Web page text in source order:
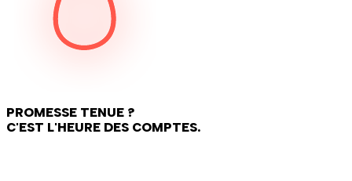
PROMESSE TENUE ?
C'EST L'HEURE DES COMPTES.